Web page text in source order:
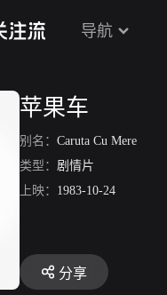
导航
苹果车
别名： Caruta Cu Mere
类型： 剧情片
上映： 1983-10-24
分享